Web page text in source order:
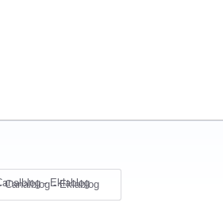
Canalblog - Eklablog